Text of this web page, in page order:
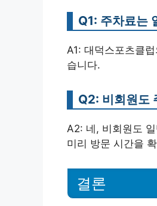
Q1: 주차료는
A1: 대덕스포츠클
습니다.
Q2: 비회원도
A2: 네, 비회원도
미리 방문 시간을
결론